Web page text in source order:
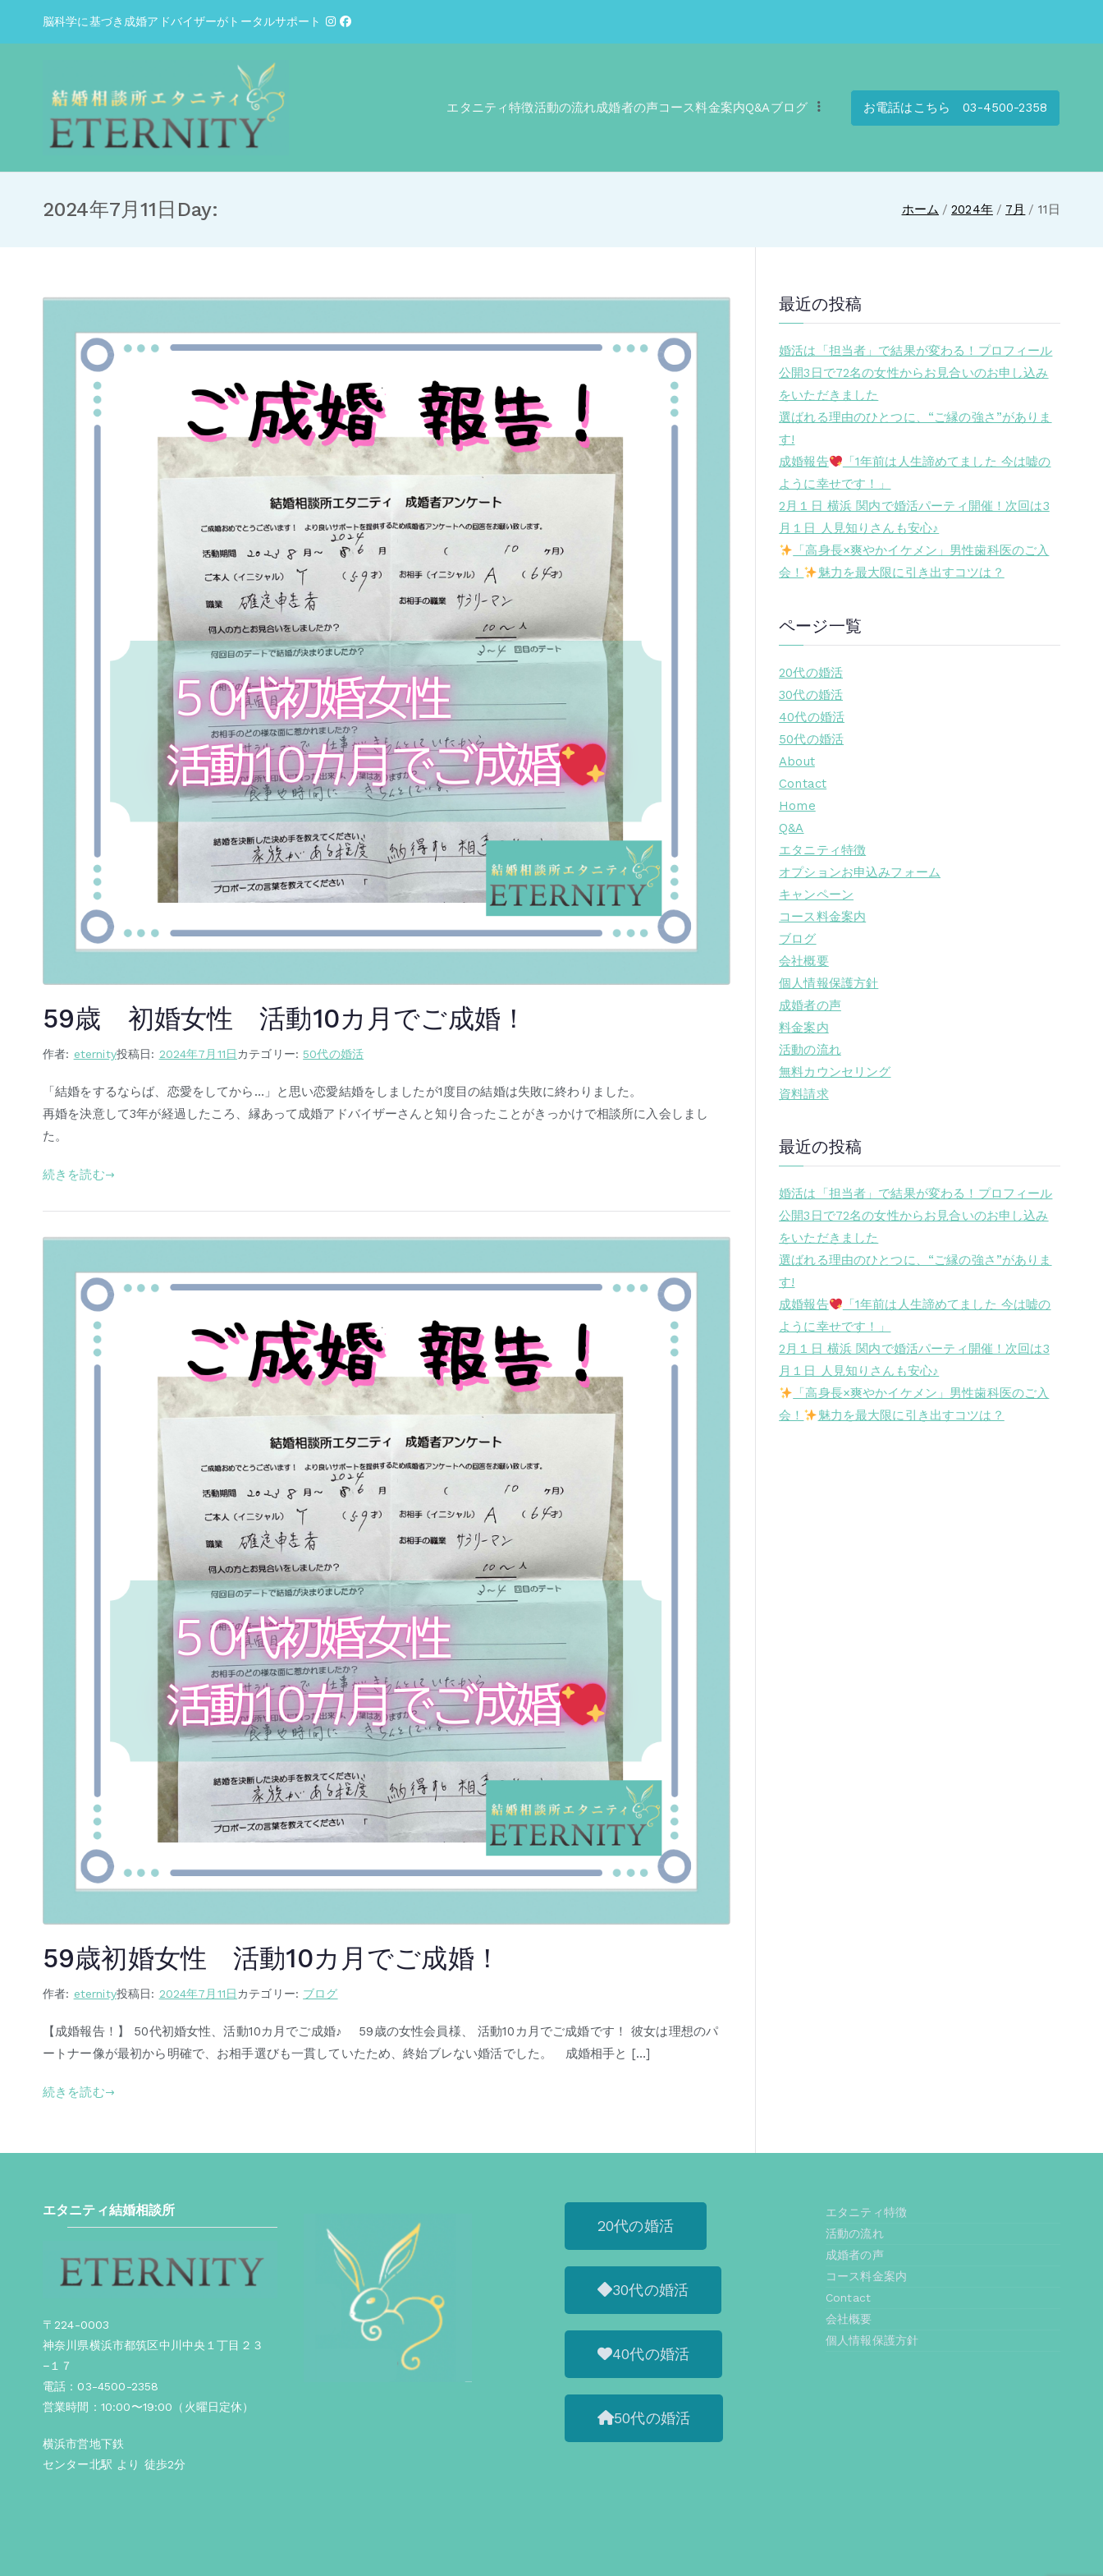
脳科学に基づき成婚アドバイザーがトータルサポート
エタニティ特徴活動の流れ成婚者の声コース料金案内Q&Aブログ お電話はこちら 03-4500-2358
2024年7月11日 Day: ホーム 2024年 7月 11日
59歳 初婚女性 活動10カ月でご成婚！
作者: eternity投稿日: 2024年7月11日カテゴリー: 50代の婚活
「結婚をするならば、恋愛をしてから…」と思い恋愛結婚をしましたが1度目の結婚は失敗に終わりました。
再婚を決意して3年が経過したころ、縁あって成婚アドバイザーさんと知り合ったことがきっかけで相談所に入会しまし
た。
続きを読む
59歳初婚女性 活動10カ月でご成婚！
作者: eternity投稿日: 2024年7月11日カテゴリー: ブログ
【成婚報告！】 50代初婚女性、活動10カ月でご成婚♪ 59歳の女性会員様、 活動10カ月でご成婚です！ 彼女は理想のパ
ートナー像が最初から明確で、お相手選びも一貫していたため、終始ブレない婚活でした。 成婚相手と […]
続きを読む
最近の投稿
婚活は「担当者」で結果が変わる！プロフィール
公開3日で72名の女性からお見合いのお申し込み
をいただきました
選ばれる理由のひとつに、“ご縁の強さ”がありま
す!
成婚報告
「1年前は人生諦めてました 今は嘘の
ように幸せです！」
2月１日 横浜 関内で婚活パーティ開催！次回は3
月１日 人見知りさんも安心♪
「高身長×爽やかイケメン」男性歯科医のご入
会！
魅力を最大限に引き出すコツは？
ページ一覧
20代の婚活
30代の婚活
40代の婚活
50代の婚活
About
Contact
Home
Q&A
エタニティ特徴
オプションお申込みフォーム
キャンペーン
コース料金案内
ブログ
会社概要
個人情報保護方針
成婚者の声
料金案内
活動の流れ
無料カウンセリング
資料請求
最近の投稿
婚活は「担当者」で結果が変わる！プロフィール
公開3日で72名の女性からお見合いのお申し込み
をいただきました
選ばれる理由のひとつに、“ご縁の強さ”がありま
す!
成婚報告
「1年前は人生諦めてました 今は嘘の
ように幸せです！」
2月１日 横浜 関内で婚活パーティ開催！次回は3
月１日 人見知りさんも安心♪
「高身長×爽やかイケメン」男性歯科医のご入
会！
魅力を最大限に引き出すコツは？
エタニティ結婚相談所
〒224-0003
神奈川県横浜市都筑区中川中央１丁目２３
−１７
電話：03-4500-2358
営業時間：10:00〜19:00（火曜日定休）
横浜市営地下鉄
センター北駅 より 徒歩2分
20代の婚活
30代の婚活
40代の婚活
50代の婚活
エタニティ特徴
活動の流れ
成婚者の声
コース料金案内
Contact
会社概要
個人情報保護方針